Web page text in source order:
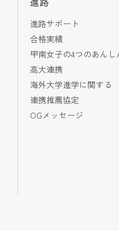
進路サポート
合格実績
甲南女子の4つのあんし
高大連携
海外大学進学に関する
連携推薦協定
OGメッセージ